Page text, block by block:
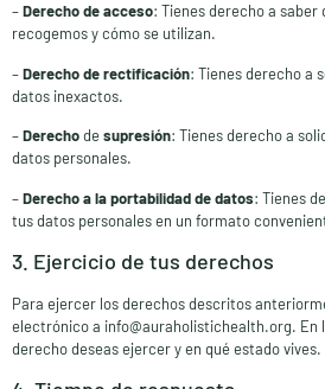
–Derecho de acceso: Tienes derecho a saber
recogemos y cómo se utilizan.
–Derecho de rectificación: Tienes derecho a
datos inexactos.
–Derechodesupresión: Tienes derecho a
datos personales.
–Derecho a la portabilidad de datos: Tienes
tus datos personales en un formato
3. Ejercicio de tus derechos
Para ejercer los derechos descritos
electrónico a info@auraholistichealth.org. En
derecho deseas ejercer y en qué estado vives.